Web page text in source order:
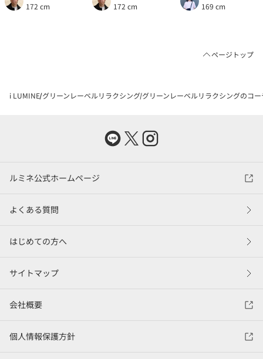
172 cm
172 cm
169 cm
ページトップ
i LUMINE グリーンレーベルリラクシング グリーンレーベルリラクシングのコ
ルミネ公式ホームページ
よくある質問
はじめての方へ
サイトマップ
会社概要
個人情報保護方針